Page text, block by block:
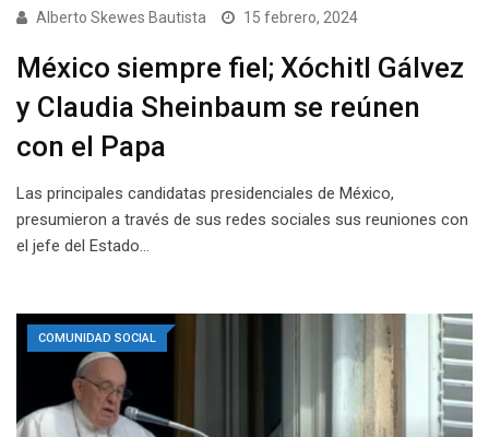
Alberto Skewes Bautista 15 febrero, 2024
México siempre fiel; Xóchitl Gálvez
y Claudia Sheinbaum se reúnen
con el Papa
Las principales candidatas presidenciales de México,
presumieron a través de sus redes sociales sus reuniones con
el jefe del Estado…
COMUNIDAD SOCIAL